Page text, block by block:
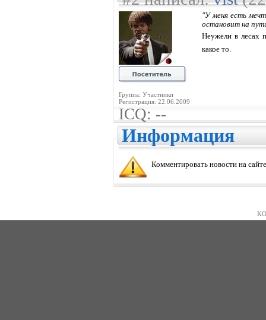
Группа: Участники
Регистрация: 22.06.2009
"У меня есть
остановит на
Неужели в лесах
какое то.
ICQ: --
Информация
Комментировать новости на